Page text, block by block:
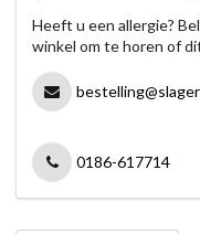
Heeft u een allergie?
winkel om te horen of
0186-617714